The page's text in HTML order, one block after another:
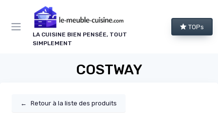
LA CUISINE BIEN PENSÉE, TOUT
SIMPLEMENT
TOPs
COSTWAY
← Retour à la liste des produits
Panneau de gestion des cookies